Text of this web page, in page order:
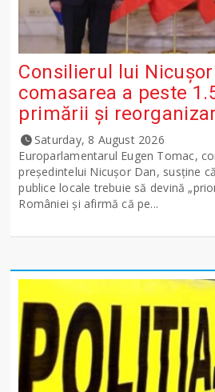
Consilierul lui
comasarea a peste
primării și
Saturday, 8 August 2026
Europarlamentarul Eugen Tomac,
președintelui Nicușor Dan, susține
publice locale trebuie să devină
României și afirmă că pe...